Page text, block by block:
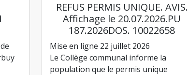
REFUS PERMIS UNIQUE. AVIS.
Affichage le 20.07.2026.PU
187.2026DOS. 10022658
Mise en ligne 22 juillet 2026
Le Collège communal informe la
population que le permis unique